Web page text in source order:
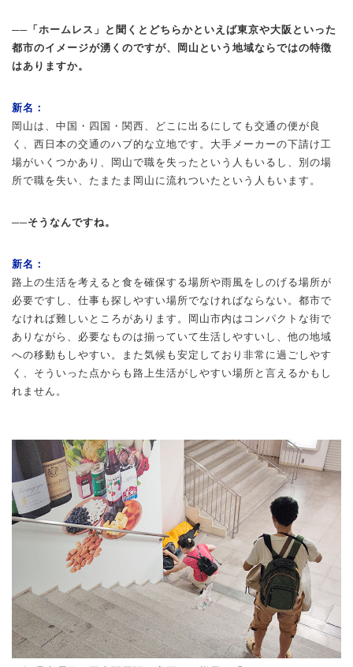
──「ホームレス」と聞くとどちらかといえば東京や大阪といった
都市のイメージが湧くのですが、岡山という地域ならではの特徴
はありますか。
新名：
岡山は、中国・四国・関西、どこに出るにしても交通の便が良
く、西日本の交通のハブ的な立地です。大手メーカーの下請け工
場がいくつかあり、岡山で職を失ったという人もいるし、別の場
所で職を失い、たまたま岡山に流れついたという人もいます。
──そうなんですね。
新名：
路上の生活を考えると食を確保する場所や雨風をしのげる場所が
必要ですし、仕事も探しやすい場所でなければならない。都市で
なければ難しいところがあります。岡山市内はコンパクトな街で
ありながら、必要なものは揃っていて生活しやすいし、他の地域
への移動もしやすい。また気候も安定しており非常に過ごしやす
く、そういった点からも路上生活がしやすい場所と言えるかもし
れません。